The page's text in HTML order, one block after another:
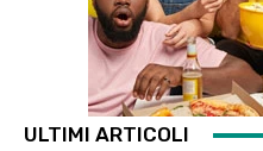
ULTIMI ARTICOLI